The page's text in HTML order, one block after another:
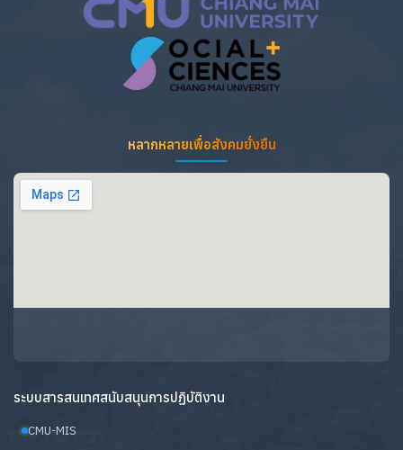
หลากหลายเพื่อสังคมยั่งยืน
ระบบสารสนเทศสนับสนุนการปฏิบัติงาน
CMU-MIS